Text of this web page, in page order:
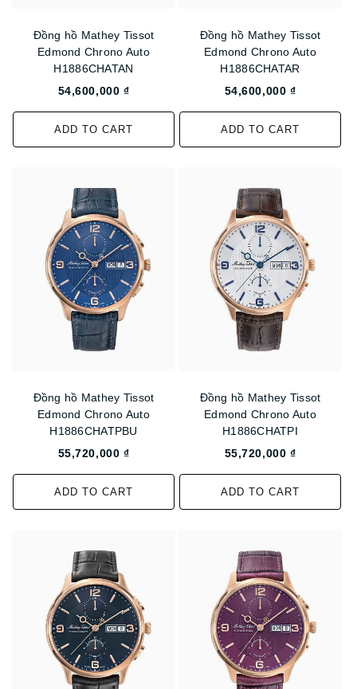
Đồng hồ Mathey Tissot
Edmond Chrono Auto
H1886CHATAN
54,600,000 ₫
ADD TO CART
Đồng hồ Mathey Tissot
Edmond Chrono Auto
H1886CHATAR
54,600,000 ₫
ADD TO CART
Đồng hồ Mathey Tissot
Edmond Chrono Auto
H1886CHATPBU
55,720,000 ₫
ADD TO CART
Đồng hồ Mathey Tissot
Edmond Chrono Auto
H1886CHATPI
55,720,000 ₫
ADD TO CART